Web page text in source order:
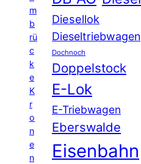
m
b
rü
c
k
e
K
r
o
n
e
n
Diesellok
Dieseltriebwagen
Dochnoch
Doppelstock
E-Lok
E-Triebwagen
Eberswalde
Eisenbahn